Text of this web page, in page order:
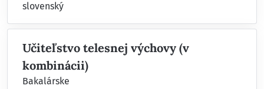
slovenský
Učiteľstvo telesnej výchovy (v
kombinácii)
Bakalárske